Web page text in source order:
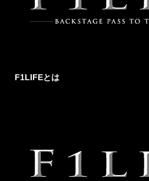
F1LIFEとは